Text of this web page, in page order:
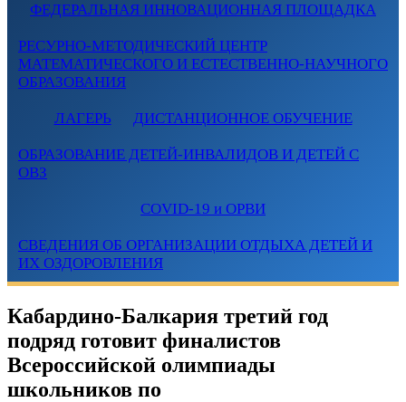
ФЕДЕРАЛЬНАЯ ИННОВАЦИОННАЯ ПЛОЩАДКА
РЕСУРНО-МЕТОДИЧЕСКИЙ ЦЕНТР
МАТЕМАТИЧЕСКОГО И ЕСТЕСТВЕННО-НАУЧНОГО
ОБРАЗОВАНИЯ
ЛАГЕРЬ ДИСТАНЦИОННОЕ ОБУЧЕНИЕ
ОБРАЗОВАНИЕ ДЕТЕЙ-ИНВАЛИДОВ И ДЕТЕЙ С
ОВЗ
COVID-19 и ОРВИ
СВЕДЕНИЯ ОБ ОРГАНИЗАЦИИ ОТДЫХА ДЕТЕЙ И
ИХ ОЗДОРОВЛЕНИЯ
Кабардино-Балкария третий год
подряд готовит финалистов
Всероссийской олимпиады
школьников по